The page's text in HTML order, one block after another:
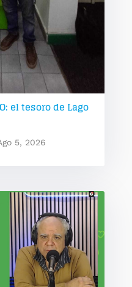
el tesoro de Lago
5, 2026